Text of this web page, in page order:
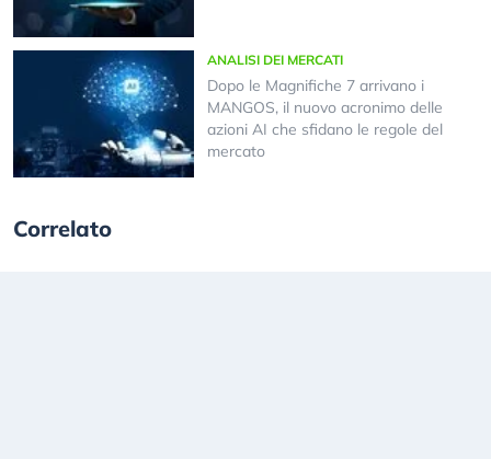
ANALISI DEI MERCATI
Dopo le Magnifiche 7 arrivano i
MANGOS, il nuovo acronimo delle
azioni AI che sfidano le regole del
mercato
Correlato